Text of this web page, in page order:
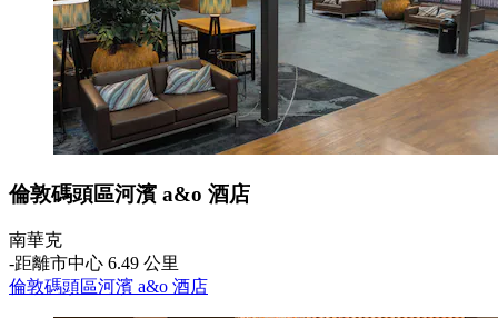
倫敦碼頭區河濱 a&o 酒店
南華克
‐距離市中心 6.49 公里
倫敦碼頭區河濱 a&o 酒店